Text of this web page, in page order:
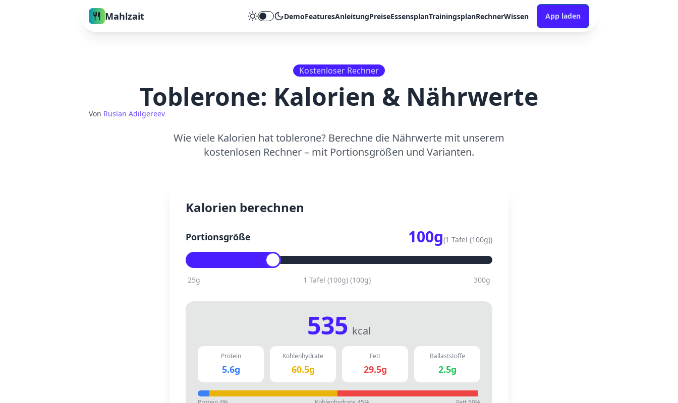
Mahlzait Theme umschalten
DemoFeaturesAnleitungPreiseEssensplanTrainingsplanRechnerWissen App laden
Kostenloser Rechner
Toblerone: Kalorien & Nährwerte
Von Ruslan Adilgereev
Wie viele Kalorien hattoblerone? Berechne die Nährwerte mit unserem
kostenlosen Rechner – mit Portionsgrößen und Varianten.
Kalorien berechnen
Portionsgröße 100g(1 Tafel (100g))
25g 1 Tafel (100g) (100g) 300g
535 kcal
Protein
5.6g
Kohlenhydrate
60.5g
Fett
29.5g
Ballaststoffe
2.5g